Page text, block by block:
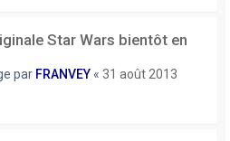
Star Wars bientôt en
par FRANVEY « 31 août 2013